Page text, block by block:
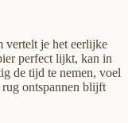
vertelt je het eerlijke
perfect lijkt, kan in
de tijd te nemen, voel
ontspannen blijft